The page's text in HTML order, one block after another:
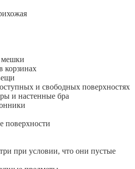
мешки
корзинах
и свободных поверхностях
и настенные бра
поверхности
при условии, что они пустые